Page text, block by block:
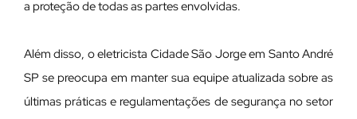
a proteção de todas as partes envolvidas.
Além disso, o eletricista Cidade São Jorge em Santo André
SP se preocupa em manter sua equipe atualizada sobre as
últimas práticas e regulamentações de segurança no setor